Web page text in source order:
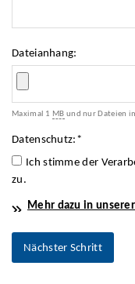
Dateianhang:
Maximal 1 MB und nur Dateien
Datenschutz: *
Ich stimme der
zu.
Mehr dazu in